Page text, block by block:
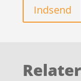
Indsend